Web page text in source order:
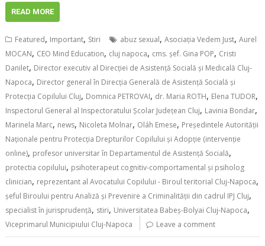
READ MORE
Featured, Important, Stiri abuz sexual,Asociaţia Vedem Just,Aurel
MOCAN, CEO Mind Education, cluj napoca, cms. șef. Gina POP, Cristi
Danilet, Director executiv al Direcţiei de Asistenţă Socială şi Medicală Cluj-
Napoca, Director general în Direcţia Generală de Asistenţă Socială şi
Protecţia Copilului Cluj, Domnica PETROVAI, dr. Maria ROTH, Elena TUDOR,
Inspectorul General al Inspectoratului Şcolar Judeţean Cluj, Lavinia Bondar,
Marinela Marc, news, Nicoleta Molnar, Oláh Emese, Preşedintele Autorităţii
Naţionale pentru Protecţia Drepturilor Copilului şi Adopţie (intervenţie
online), profesor universitar în Departamentul de Asistență Socială,
protectia copilului, psihoterapeut cognitiv-comportamental și psiholog
clinician, reprezentant al Avocatului Copilului - Biroul teritorial Cluj-Napoca,
şeful Biroului pentru Analiză şi Prevenire a Criminalităţii din cadrul IPJ Cluj,
specialist în jurisprudenţă, stiri, Universitatea Babeș-Bolyai Cluj-Napoca,
Viceprimarul Municipiului Cluj-Napoca Leave a comment